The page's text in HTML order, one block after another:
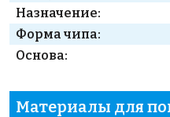
Назначение:
Форма чипа:
Основа:
Материалы для